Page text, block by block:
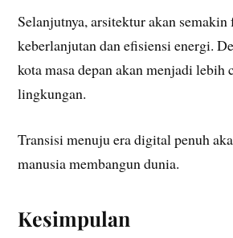
Selanjutnya, arsitektur akan semakin
keberlanjutan dan efisiensi energi.
kota masa depan akan menjadi lebih
lingkungan.
Transisi menuju era digital penuh
manusia membangun dunia.
Kesimpulan